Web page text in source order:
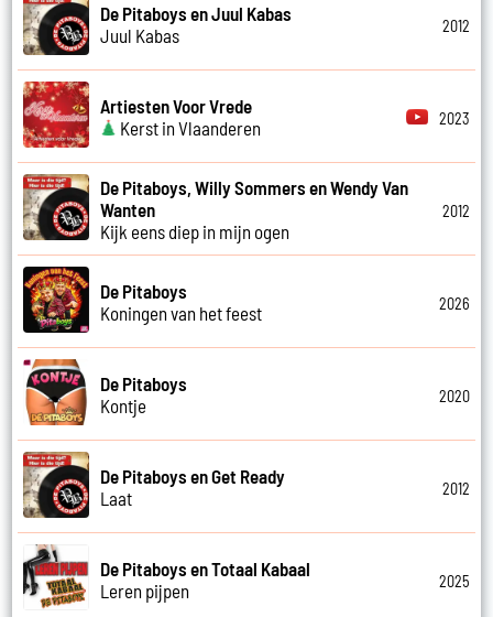
De Pitaboys en Juul Kabas
Juul Kabas
2012
Artiesten Voor Vrede
Kerst in Vlaanderen
2023
De Pitaboys, Willy Sommers en Wendy Van
Wanten
Kijk eens diep in mijn ogen
2012
De Pitaboys
Koningen van het feest
2026
De Pitaboys
Kontje
2020
De Pitaboys en Get Ready
Laat
2012
De Pitaboys en Totaal Kabaal
Leren pijpen
2025